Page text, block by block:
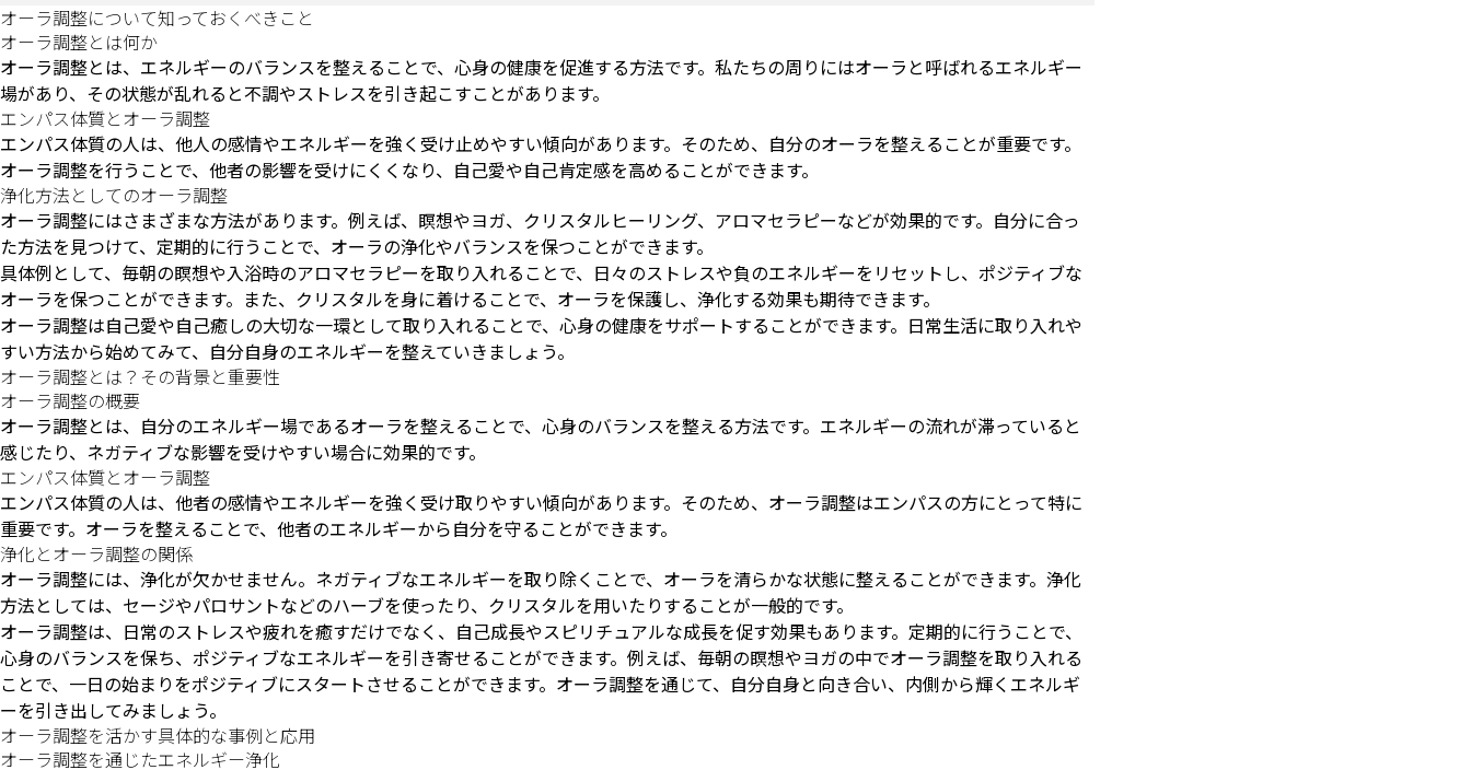
オーラ調整について知っておくべきこと
オーラ調整とは何か
オーラ調整とは、エネルギーのバランスを整えることで、心身の健康を促進する方法です。私たちの周りにはオーラと呼ばれるエネルギー
場があり、その状態が乱れると不調やストレスを引き起こすことがあります。
エンパス体質とオーラ調整
エンパス体質の人は、他人の感情やエネルギーを強く受け止めやすい傾向があります。そのため、自分のオーラを整えることが重要です。
オーラ調整を行うことで、他者の影響を受けにくくなり、自己愛や自己肯定感を高めることができます。
浄化方法としてのオーラ調整
オーラ調整にはさまざまな方法があります。例えば、瞑想やヨガ、クリスタルヒーリング、アロマセラピーなどが効果的です。自分に合っ
た方法を見つけて、定期的に行うことで、オーラの浄化やバランスを保つことができます。
具体例として、毎朝の瞑想や入浴時のアロマセラピーを取り入れることで、日々のストレスや負のエネルギーをリセットし、ポジティブな
オーラを保つことができます。また、クリスタルを身に着けることで、オーラを保護し、浄化する効果も期待できます。
オーラ調整は自己愛や自己癒しの大切な一環として取り入れることで、心身の健康をサポートすることができます。日常生活に取り入れや
すい方法から始めてみて、自分自身のエネルギーを整えていきましょう。
オーラ調整とは？その背景と重要性
オーラ調整の概要
オーラ調整とは、自分のエネルギー場であるオーラを整えることで、心身のバランスを整える方法です。エネルギーの流れが滞っていると
感じたり、ネガティブな影響を受けやすい場合に効果的です。
エンパス体質とオーラ調整
エンパス体質の人は、他者の感情やエネルギーを強く受け取りやすい傾向があります。そのため、オーラ調整はエンパスの方にとって特に
重要です。オーラを整えることで、他者のエネルギーから自分を守ることができます。
浄化とオーラ調整の関係
オーラ調整には、浄化が欠かせません。ネガティブなエネルギーを取り除くことで、オーラを清らかな状態に整えることができます。浄化
方法としては、セージやパロサントなどのハーブを使ったり、クリスタルを用いたりすることが一般的です。
オーラ調整は、日常のストレスや疲れを癒すだけでなく、自己成長やスピリチュアルな成長を促す効果もあります。定期的に行うことで、
心身のバランスを保ち、ポジティブなエネルギーを引き寄せることができます。例えば、毎朝の瞑想やヨガの中でオーラ調整を取り入れる
ことで、一日の始まりをポジティブにスタートさせることができます。オーラ調整を通じて、自分自身と向き合い、内側から輝くエネルギ
ーを引き出してみましょう。
オーラ調整を活かす具体的な事例と応用
オーラ調整を通じたエネルギー浄化